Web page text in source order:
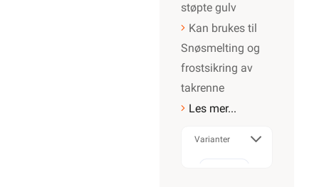
støpte gulv
Kan brukes til
Snøsmelting og
frostsikring av
takrenne
Les mer...
Varianter